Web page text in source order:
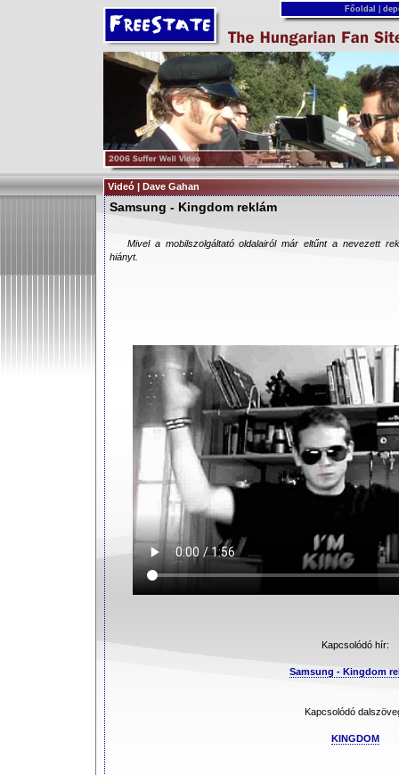
Főoldal
Videó | Dave Gahan
Samsung - Kingdom reklám
Mivel a mobilszolgáltató oldalairól már eltűnt a nevezett
hiányt.
Kapcsolódó hír:
Samsung - Kingdom
Kapcsolódó
KINGDOM